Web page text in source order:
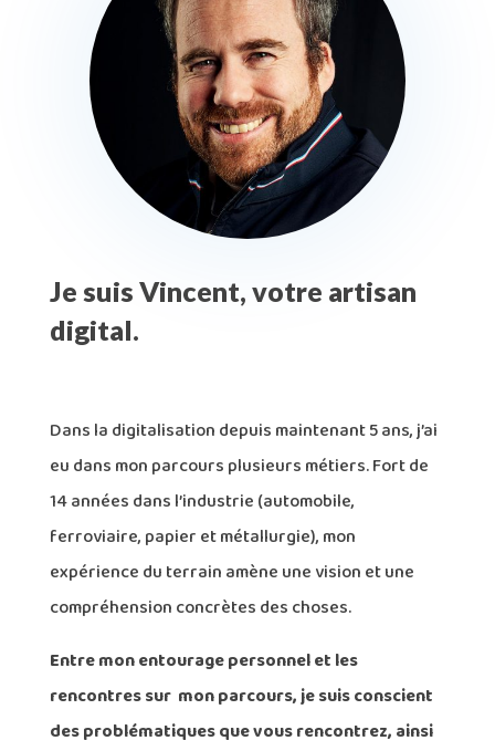
Je suis Vincent, votre artisan
digital.
Dans la digitalisation depuis maintenant 5 ans, j’ai
eu dans mon parcours plusieurs métiers. Fort de
14 années dans l’industrie (automobile,
ferroviaire, papier et métallurgie), mon
expérience du terrain amène une vision et une
compréhension concrètes des choses.
Entre mon entourage personnel et les
rencontres sur mon parcours, je suis conscient
des problématiques que vous rencontrez, ainsi